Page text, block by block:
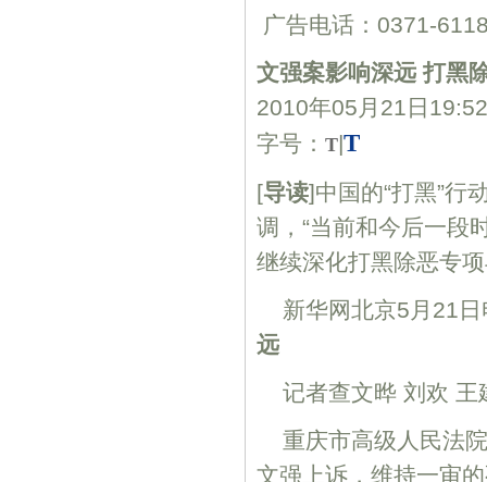
广告电话：0371-
文强案影响深远 打黑
2010年05月21日19:52
字号： T|T
[导读]中国的“打黑”行
调，“当前和今后一段
继续深化打黑除恶专
新华网北京5月21
远
记者查文晔 刘欢 王
重庆市高级人民法
文强上诉，维持一审